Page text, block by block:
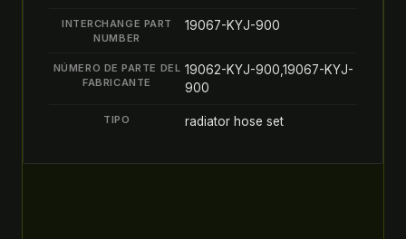
INTERCHANGE PART
NUMBER
19067-KYJ-900
NÚMERO DE PARTE DEL
FABRICANTE
19062-KYJ-900,19067-KYJ-
900
TIPO radiator hose set